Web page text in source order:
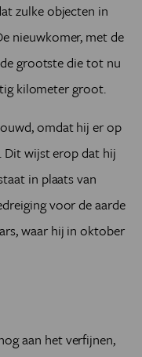
zulke objecten in
nieuwkomer, met de
grootste die tot nu
kilometer groot.
omdat hij er op
Dit wijst erop dat hij
in plaats van
voor de aarde
waar hij in oktober
aan het verfijnen,